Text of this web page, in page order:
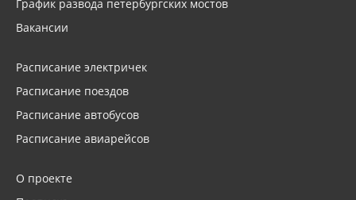
График развода петербургских мостов
Вакансии
Расписание электричек
Расписание поездов
Расписание автобусов
Расписание авиарейсов
О проекте